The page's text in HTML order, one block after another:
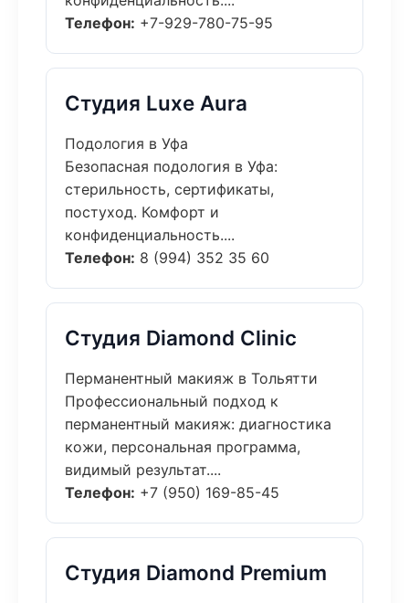
Телефон: +7-929-780-75-95
Студия Luxe Aura
Подология в Уфа
Безопасная подология в Уфа:
стерильность, сертификаты,
постуход. Комфорт и
конфиденциальность....
Телефон: 8 (994) 352 35 60
Студия Diamond Clinic
Перманентный макияж в Тольятти
Профессиональный подход к
перманентный макияж: диагностика
кожи, персональная программа,
видимый результат....
Телефон: +7 (950) 169-85-45
Студия Diamond Premium